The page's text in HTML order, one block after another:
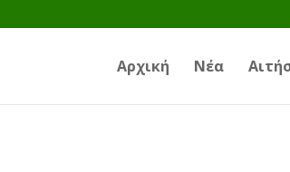
Αρχική Νέα